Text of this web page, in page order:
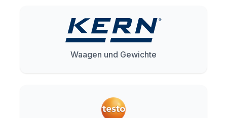
Waagen und Gewichte